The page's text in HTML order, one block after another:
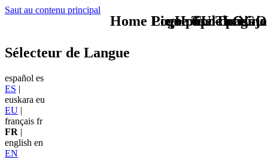
Saut au contenu principal
TU - LOGO
Sélecteur de Langue
español es
ES |
euskara eu
EU |
français fr
FR |
english en
EN
que tipo de viaje
Home Logo pie de página
Pie Home Turismo